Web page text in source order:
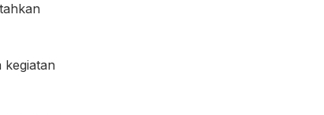
kegiatan